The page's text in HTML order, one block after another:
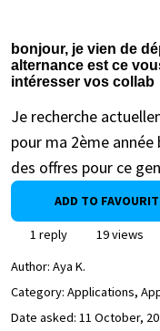
bonjour, je vien de
alternance est ce
intéresser vos collab
Je recherche
pour ma 2ème
des offres pour ce
ADD TO
1 reply
19 views
Author: Aya K.
Category: Applications,
Date asked: 11 October,